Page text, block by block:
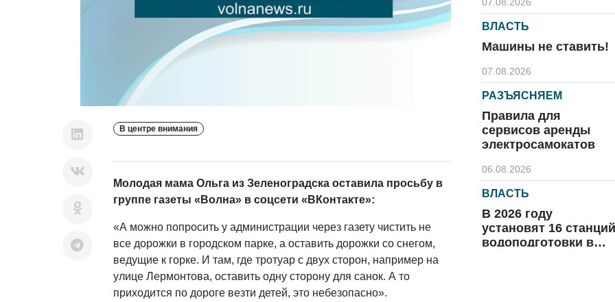
В центре внимания
Молодая мама Ольга из Зеленоградска оставила просьбу в
группе газеты «Волна» в соцсети «ВКонтакте»:
«А можно попросить у администрации через газету чистить не
все дорожки в городском парке, а оставить дорожки со снегом,
ведущие к горке. И там, где тротуар с двух сторон, например на
улице Лермонтова, оставить одну сторону для санок. А то
приходится по дороге везти детей, это небезопасно».
ВЛАСТЬ
Машины не ставить!
07.08.2026
РАЗЪЯСНЯЕМ
Правила для
сервисов аренды
электросамокатов
06.08.2026
ВЛАСТЬ
В 2026 году
установят 16 станций
водоподготовки в